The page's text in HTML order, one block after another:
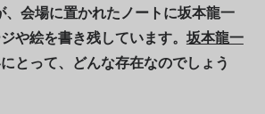
会場に置かれたノートに坂本龍一
や絵を書き残しています。 坂本龍一
とって、どんな存在なのでしょう